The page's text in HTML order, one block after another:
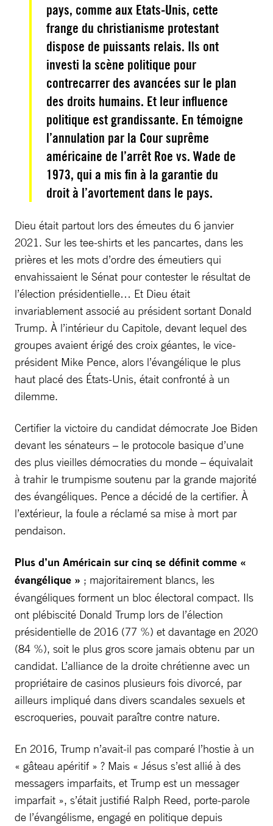
pays, comme aux Etats-Unis, cette
frange du christianisme protestant
dispose de puissants relais. Ils ont
investi la scène politique pour
contrecarrer des avancées sur le plan
des droits humains. Et leur influence
politique est grandissante. En témoigne
l’annulation par la Cour suprême
américaine de l’arrêt Roe vs. Wade de
1973, qui a mis fin à la garantie du
droit à l’avortement dans le pays.
Dieu était partout lors des émeutes du 6 janvier
2021. Sur les tee-shirts et les pancartes, dans les
prières et les mots d’ordre des émeutiers qui
envahissaient le Sénat pour contester le résultat de
l’élection présidentielle… Et Dieu était
invariablement associé au président sortant Donald
Trump. À l’intérieur du Capitole, devant lequel des
groupes avaient érigé des croix géantes, le vice-
président Mike Pence, alors l’évangélique le plus
haut placé des États-Unis, était confronté à un
dilemme.
Certifier la victoire du candidat démocrate Joe Biden
devant les sénateurs – le protocole basique d’une
des plus vieilles démocraties du monde – équivalait
à trahir le trumpisme soutenu par la grande majorité
des évangéliques. Pence a décidé de la certifier. À
l’extérieur, la foule a réclamé sa mise à mort par
pendaison.
Plus d’un Américain sur cinq se définit comme «
évangélique » ; majoritairement blancs, les
évangéliques forment un bloc électoral compact. Ils
ont plébiscité Donald Trump lors de l’élection
présidentielle de 2016 (77 %) et davantage en 2020
(84 %), soit le plus gros score jamais obtenu par un
candidat. L’alliance de la droite chrétienne avec un
propriétaire de casinos plusieurs fois divorcé, par
ailleurs impliqué dans divers scandales sexuels et
escroqueries, pouvait paraître contre nature.
En 2016, Trump n’avait-il pas comparé l’hostie à un
« gâteau apéritif » ? Mais « Jésus s’est allié à des
messagers imparfaits, et Trump est un messager
imparfait », s’était justifié Ralph Reed, porte-parole
de l’évangélisme, engagé en politique depuis